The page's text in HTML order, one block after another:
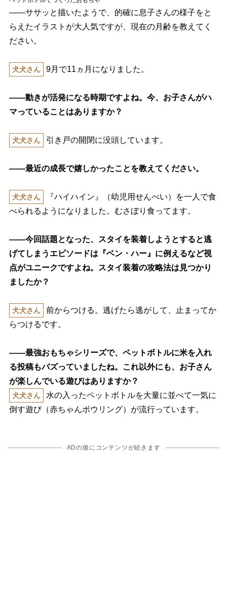
――ササッと描いたようで、的確に息子さんの様子をと
らえたイラストが大人気ですが、現在の月齢を教えてく
ださい。
犬犬さん 9月で11ヵ月になりました。
――動きが活発になる時期ですよね。今、お子さんがハ
マっていることはありますか？
犬犬さん 引き戸の開閉に没頭しています。
――最近の成長で嬉しかったことを教えてください。
犬犬さん
『ハイハイン』（幼児用せんべい）を一人で食
べられるようになりました。むさぼり食ってます。
――今回話題となった、スタイを装着しようとすると逃
げてしまうエピソードは『ベン・ハー』に例えるなど視
点がユニークですよね。スタイ装着の攻略法は見つかり
ましたか？
犬犬さん
前からつける。逃げたら逃がして、止まってか
らつけるです。
――最強おもちゃシリーズで、ペットボトルに米を入れ
る投稿もバズっていましたね。これ以外にも、お子さん
が楽しんでいる遊びはありますか？
犬犬さん
水の入ったペットボトルを大量に並べて一気に
倒す遊び（赤ちゃんボウリング）が流行っています。
ADの後にコンテンツが続きます